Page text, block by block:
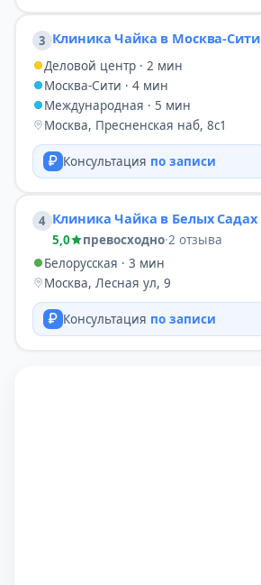
3 Клиника Чайка в Москва-Сити
Деловой центр · 2 мин
Москва-Сити · 4 мин
Международная · 5 мин
Москва, Пресненская наб, 8с1
Консультация по записи
4 Клиника Чайка в Белых Садах
5,0 превосходно·2 отзыва
Белорусская · 3 мин
Москва, Лесная ул, 9
Консультация по записи